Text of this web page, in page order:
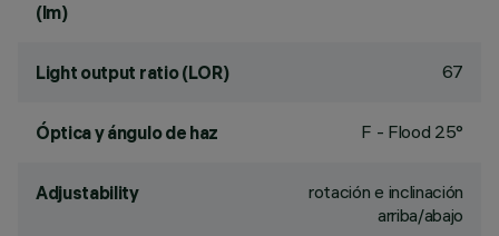
(lm)
Light output ratio (LOR) 67
Óptica y ángulo de haz F - Flood 25°
Adjustability
rotación e inclinación
arriba/abajo